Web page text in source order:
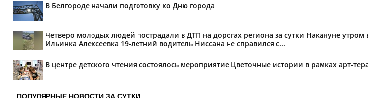
В Белгороде начали подготовку ко Дню города
Четверо молодых людей пострадали в ДТП на дорогах региона за сутки Накануне
Ильинка Алексеевка 19-летний водитель Ниссана не справился с...
В центре детского чтения состоялось мероприятие Цветочные истории в рамках арт-
ПОПУЛЯРНЫЕ НОВОСТИ ЗА СУТКИ